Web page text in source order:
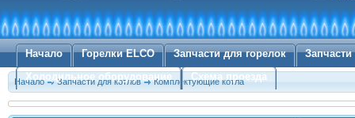
Начало Горелки ELCO Запчасти для горелок
Холодильное оборудование
Схема проезда
Начало Запчасти для котлов Комплектующие котла